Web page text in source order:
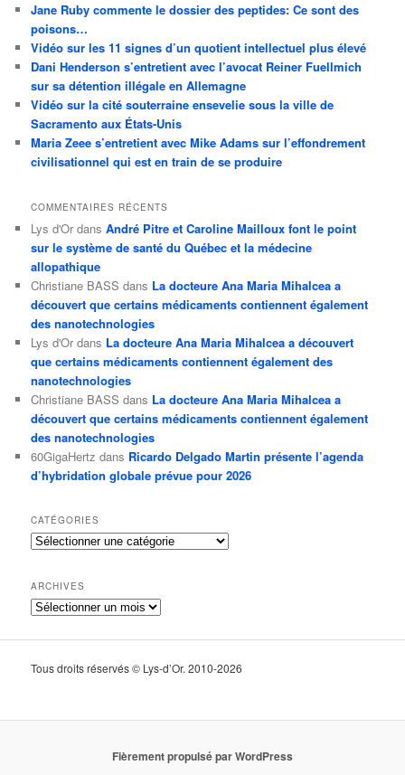
Jane Ruby commente le dossier des peptides: Ce sont des
poisons…
Vidéo sur les 11 signes d’un quotient intellectuel plus élevé
Dani Henderson s’entretient avec l’avocat Reiner Fuellmich
sur sa détention illégale en Allemagne
Vidéo sur la cité souterraine ensevelie sous la ville de
Sacramento aux États-Unis
Maria Zeee s’entretient avec Mike Adams sur l’effondrement
civilisationnel qui est en train de se produire
COMMENTAIRES RÉCENTS
Lys d'Or dansAndré Pitre et Caroline Mailloux font le point
sur le système de santé du Québec et la médecine
allopathique
Christiane BASS dans La docteure Ana Maria Mihalcea a
découvert que certains médicaments contiennent également
des nanotechnologies
Lys d'Or dans La docteure Ana Maria Mihalcea a découvert
que certains médicaments contiennent également des
nanotechnologies
Christiane BASS dans La docteure Ana Maria Mihalcea a
découvert que certains médicaments contiennent également
des nanotechnologies
60GigaHertz dans Ricardo Delgado Martin présente l’agenda
d’hybridation globale prévue pour 2026
CATÉGORIES
Catégories
ARCHIVES
Archives
Tous droits réservés © Lys-d’Or. 2010-2026
Fièrement propulsé par WordPress